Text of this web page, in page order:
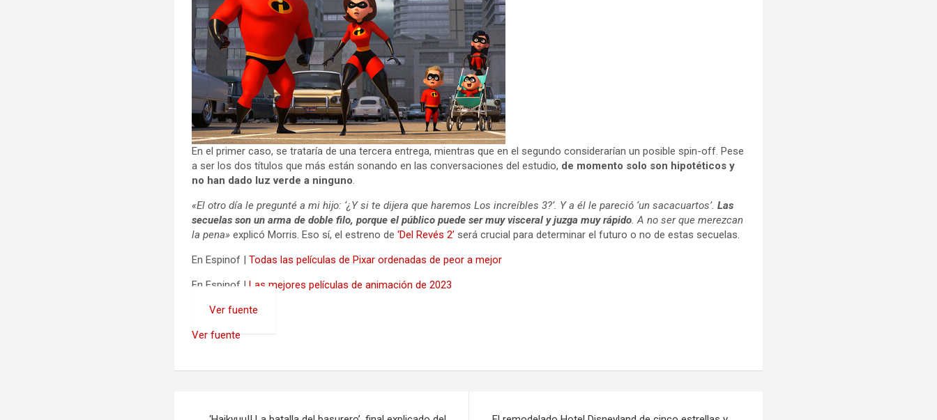
En el primer caso, se trataría de una tercera entrega, mientras que en el segundo considerarían un posible spin-off. Pese
a ser los dos títulos que más están sonando en las conversaciones del estudio, de momento solo son hipotéticos y
no han dado luz verde a ninguno.
«El otro día le pregunté a mi hijo: ‘¿Y si te dijera que haremos Los increíbles 3?’. Y a él le pareció ‘un sacacuartos’.Las
secuelas son un arma de doble filo, porque el público puede ser muy visceral y juzga muy rápido. A no ser que merezcan
la pena» explicó Morris. Eso sí, el estreno de‘Del Revés 2’ será crucial para determinar el futuro o no de estas secuelas.
En Espinof |Todas las películas de Pixar ordenadas de peor a mejor
En Espinof |Las mejores películas de animación de 2023
Ver fuente
Ver fuente